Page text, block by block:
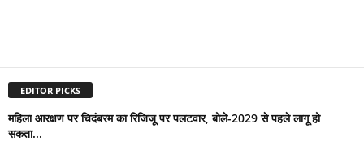
EDITOR PICKS
महिला आरक्षण पर चिदंबरम का रिजिजू पर पलटवार, बोले-2029 से पहले लागू हो
सकता...